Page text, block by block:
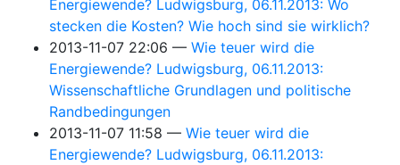
Energiewende? Ludwigsburg, 06.11.2013: Wo
stecken die Kosten? Wie hoch sind sie wirklich?
2013-11-07 22:06
Wie teuer wird die
Energiewende? Ludwigsburg, 06.11.2013:
Wissenschaftliche Grundlagen und politische
Randbedingungen
2013-11-07 11:58
Wie teuer wird die
Energiewende? Ludwigsburg, 06.11.2013: